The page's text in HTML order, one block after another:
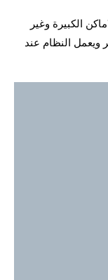
الكبيرة وغير
ويعمل النظام عند